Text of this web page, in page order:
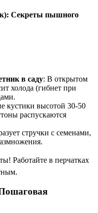
Секреты пышного
в саду: В открытом
холода (гибнет при
кустики высотой 30-50
распускаются
стручки с семенами,
Работайте в перчатках